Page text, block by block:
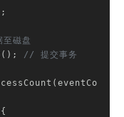
磁盘
// 提交事务